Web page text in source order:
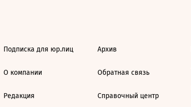
Подписка для юр.лиц
О компании
Редакция
Архив
Обратная связь
Справочный центр